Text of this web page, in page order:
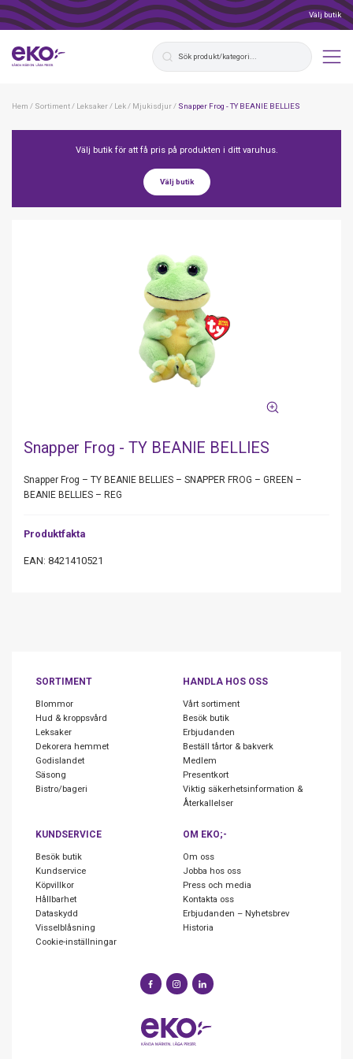
Välj butik
Hem / Sortiment/ Leksaker/ Lek/ Mjukisdjur/ Snapper Frog - TY BEANIE BELLIES
Välj butik för att få pris på produkten i ditt varuhus.
Välj butik
Snapper Frog - TY BEANIE BELLIES
Snapper Frog – TY BEANIE BELLIES – SNAPPER FROG – GREEN –
BEANIE BELLIES – REG
Produktfakta
EAN: 8421410521
SORTIMENT
Blommor
Hud & kroppsvård
Leksaker
Dekorera hemmet
Godislandet
Säsong
Bistro/bageri
HANDLA HOS OSS
Vårt sortiment
Besök butik
Erbjudanden
Beställ tårtor & bakverk
Medlem
Presentkort
Viktig säkerhetsinformation &
Återkallelser
KUNDSERVICE
Besök butik
Kundservice
Köpvillkor
Hållbarhet
Dataskydd
Visselblåsning
Cookie-inställningar
OM EKO;-
Om oss
Jobba hos oss
Press och media
Kontakta oss
Erbjudanden – Nyhetsbrev
Historia